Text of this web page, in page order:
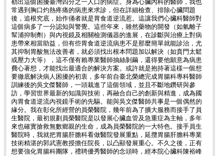
勒出這個困擾臺灣四分之一人口的病症。身為心臟內科的醫師，我也
常遇到胸口灼熱疼痛的病患來求診，但在詳細檢查、排除心臟問題
後，追根究底，始作俑者就是胃食道逆流惹。這讓我們心臟科醫師對
這個病多了一分認知與警覺。這些年來，雖然藥物的開發（如氫離子
幫浦抑制劑）與內視鏡及相關檢測儀器的進展，在診斷與治療上對病
患帶來相當助益，但有些胃食道逆流病患不是那麼簡單就能診治，尤
其抑制胃酸無法改善者，就必須找出根本問題加以解決（如賁門太鬆
或壓力大等），這不僅有賴專業醫師抽絲剝繭，還得要他願意為病患
費心著想，才能找出最適合的解決方案。或許就是抱持著這樣一個想
要徹底解決病人困擾的初衷，多年前自臺北榮總完成胃腸科專科醫師
訓練後的吳文傑醫師，一頭栽進了這個領域，並且不斷地鑽研與參
訪，學習世界最新的知識與技術，再融合自己的創新與精進，成為國
內胃食道逆流內視鏡手術的先驅。能與吳文傑醫師共事是一個偶然的
緣分。我在彰化所經營的員榮醫院，幾年前為了擴大服務而接手了員
生醫院，最初規劃員榮醫院是以發展心臟血管及急重症為主軸，多年
來也確實搶救無數鄉親的生命，成為員榮醫院的一大特色。接手員生
醫院時，我就把胃腸肝膽科看做醫院發展重點，延攬胃腸肝膽科專業
技術精湛的郭武憲教授擔任院長，以凸顯發展重心。不久之後，正有
想要強化胃腸科團隊，禮聘優秀醫師的念頭時，經本院心臟科陳裕峰